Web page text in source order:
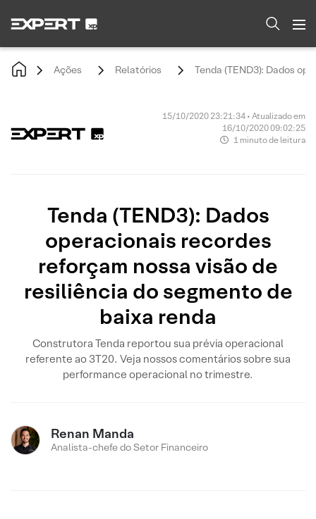
Ações Relatórios Tenda (TEND3): Dados
15/10/2020 23:21:34 • Atualizado em
16/10/2020 09:02:25
1 minuto de leitura
Tenda (TEND3): Dados
operacionais recordes
reforçam nossa visão de
resiliência do segmento de
baixa renda
Construtora Tenda reportou sua prévia operacional
referente ao 3T20. Veja nossos comentários sobre sua
performance operacional no trimestre.
Renan Manda
Analista-chefe do Setor Financeiro